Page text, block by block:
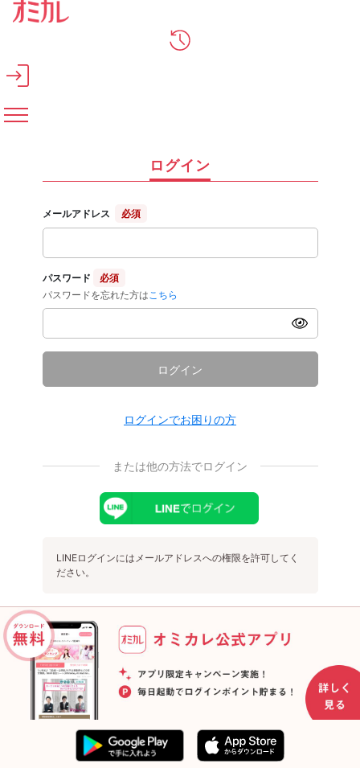
メインコンテンツへスキップ
ログイン
メールアドレス 必須
パスワード
必須
パスワードを忘れた方は こちら
ログイン
ログインでお困りの方
または他の方法でログイン
LINEログインにはメールアドレスへの権限を許可してく
ださい。